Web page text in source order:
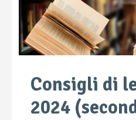
Consigli di
2024